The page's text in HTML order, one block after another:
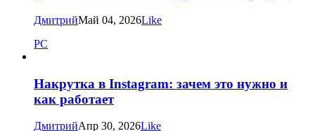
ДмитрийМай 04, 2026Like
PC
Накрутка в Instagram: зачем это нужно и
как работает
ДмитрийАпр 30, 2026Like